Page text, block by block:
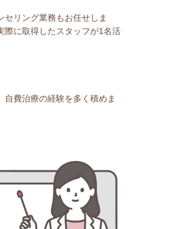
リング業務もお任せしま
際に取得したスタッフが1名活
費治療の経験を多く積めま